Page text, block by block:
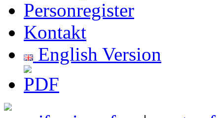
Personregister
Kontakt
English Version